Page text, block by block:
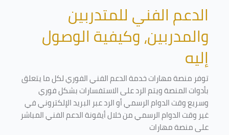
الدعم الفني للمتدربين
والمدربين، وكيفية الوصول
إليه
توفر منصة مهارات خدمة الدعم الفني الفوري لكل ما يتعلق
بأدوات المنصة ويتم الرد على الاستفسارات بشكل فوري
وسريع وقت الدوام الرسمي أو الرد عبر البريد الإلكتروني في
غير وقت الدوام الرسمي من خلال أيقونة الدعم الفني المباشر
على منصة مهارات